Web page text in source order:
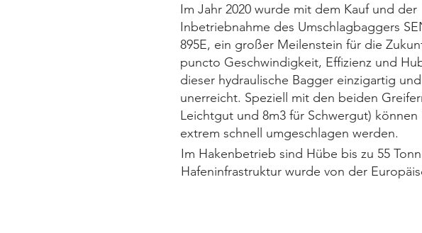
Im Jahr 2020 wurde mit dem Kauf und der
Inbetriebnahme des Umschlagbaggers
895E, ein großer Meilenstein für die
puncto Geschwindigkeit, Effizienz und
dieser hydraulische Bagger einzigartig
unerreicht. Speziell mit den beiden
Leichtgut und 8m3 für Schwergut)
extrem schnell umgeschlagen werden.
Im Hakenbetrieb sind Hübe bis zu 55
Hafeninfrastruktur wurde von der